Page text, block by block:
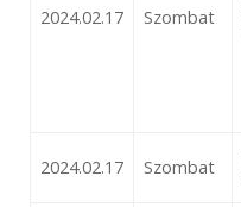
2024.02.17 Szombat
2024.02.17 Szombat